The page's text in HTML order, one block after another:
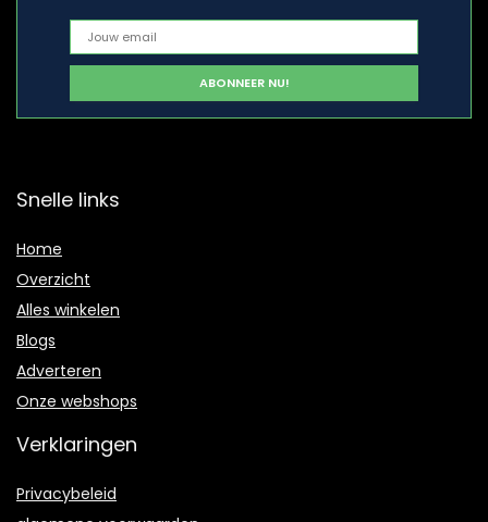
Snelle links
Home
Overzicht
Alles winkelen
Blogs
Adverteren
Onze webshops
Verklaringen
Privacybeleid